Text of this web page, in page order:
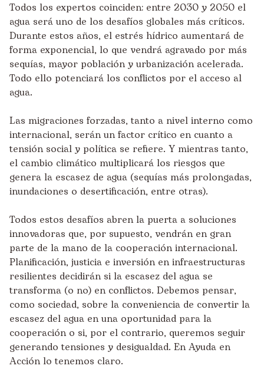
Todos los expertos coinciden: entre 2030 y 2050 el
agua será uno de los desafíos globales más críticos.
Durante estos años, el estrés hídrico aumentará de
forma exponencial, lo que vendrá agravado por más
sequías, mayor población y urbanización acelerada.
Todo ello potenciará los conflictos por el acceso al
agua.
Las migraciones forzadas, tanto a nivel interno como
internacional, serán un factor crítico en cuanto a
tensión social y política se refiere. Y mientras tanto,
el cambio climático multiplicará los riesgos que
genera la escasez de agua (sequías más prolongadas,
inundaciones o desertificación, entre otras).
Todos estos desafíos abren la puerta a soluciones
innovadoras que, por supuesto, vendrán en gran
parte de la mano de la cooperación internacional.
Planificación, justicia e inversión en infraestructuras
resilientes decidirán si la escasez del agua se
transforma (o no) en conflictos. Debemos pensar,
como sociedad, sobre la conveniencia de convertir la
escasez del agua en una oportunidad para la
cooperación o si, por el contrario, queremos seguir
generando tensiones y desigualdad. En Ayuda en
Acción lo tenemos claro.